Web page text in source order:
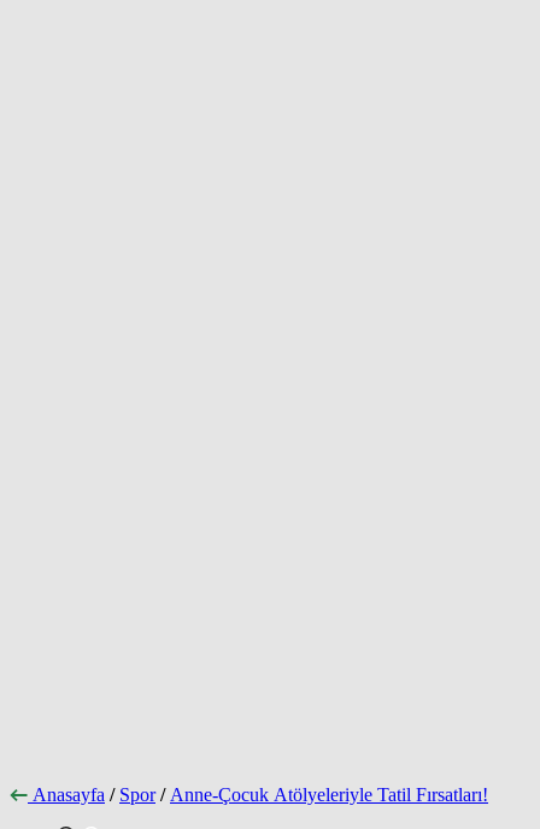
Anasayfa / Spor / Anne-Çocuk Atölyeleriyle Tatil Fırsatları!